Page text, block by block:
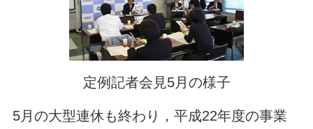
定例記者会見5月の様子
5月の大型連休も終わり，平成22年度の事業